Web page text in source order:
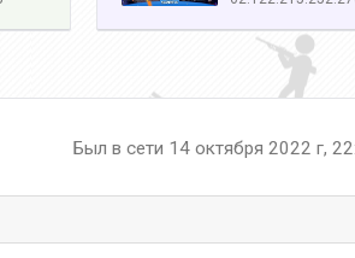
Был в сети 14 октября 2022 г,